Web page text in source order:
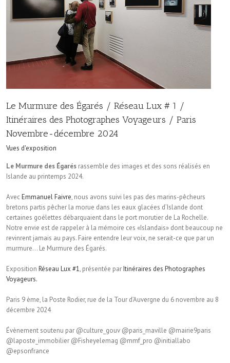
Le Murmure des Égarés / Réseau Lux # 1 /
Itinéraires des Photographes Voyageurs / Paris
Novembre-décembre 2024
Vues d'exposition
Le Murmure des Égarés rassemble des images et des sons réalisés en
Islande au printemps 2024.
AvecEmmanuel Faivre, nous avons suivi les pas des marins-pêcheurs
bretons partis pêcher la morue dans les eaux glacées d’Islande dont
certaines goélettes débarquaient dans le port morutier de La Rochelle.
Notre envie est de rappeler à la mémoire ces «Islandais» dont beaucoup ne
revinrent jamais au pays. Faire entendre leur voix, ne serait-ce que par un
murmure… Le Murmure des Égarés.
Exposition Réseau Lux #1, présentée parItinéraires des Photographes
Voyageurs.
Paris 9 ème, la Poste Rodier, rue de la Tour d’Auvergne du 6 novembre au 8
décembre 2024
Évènement soutenu par @culture_gouv @paris_maville @mairie9paris
@laposte_immobilier @Fisheyelemag @mmf_pro @initiallabo
@epsonfrance